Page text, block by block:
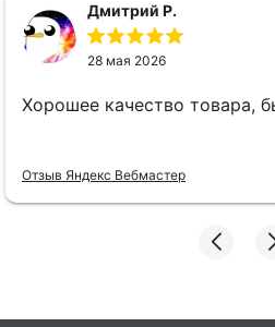
Дмитрий Р.
28 мая 2026
Хорошее качество товара,
Отзыв Яндекс Вебмастер